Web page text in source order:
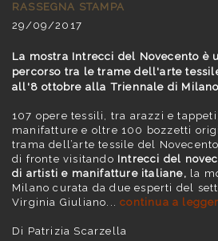
RASSEGNA STAMPA
29/09/2017
La mostra Intrecci del Novecento è
percorso tra le trame dell'arte
all'8 ottobre alla Triennale di
107 opere tessili, tra arazzi e
manifatture e oltre 100 bozzetti
trama dell’arte tessile del
di fronte visitando Intrecci del
di artisti e manifatture italiane, la
Milano curata da due esperti del
Virginia Giuliano...continua a
Di Patrizia Scarzella